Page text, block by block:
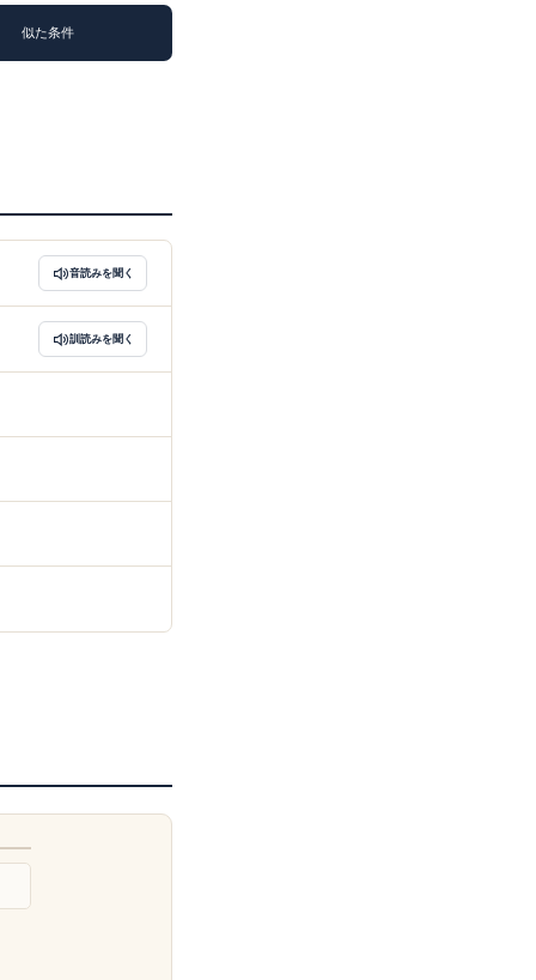
似た条件
音読みを聞く
訓読みを聞く